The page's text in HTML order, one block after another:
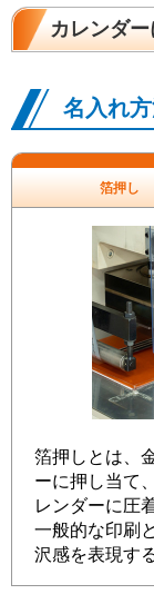
カレンダ
名入れ
箔押し
箔押しとは、
ーに押し当て
レンダーに圧
一般的な印刷
沢感を表現す